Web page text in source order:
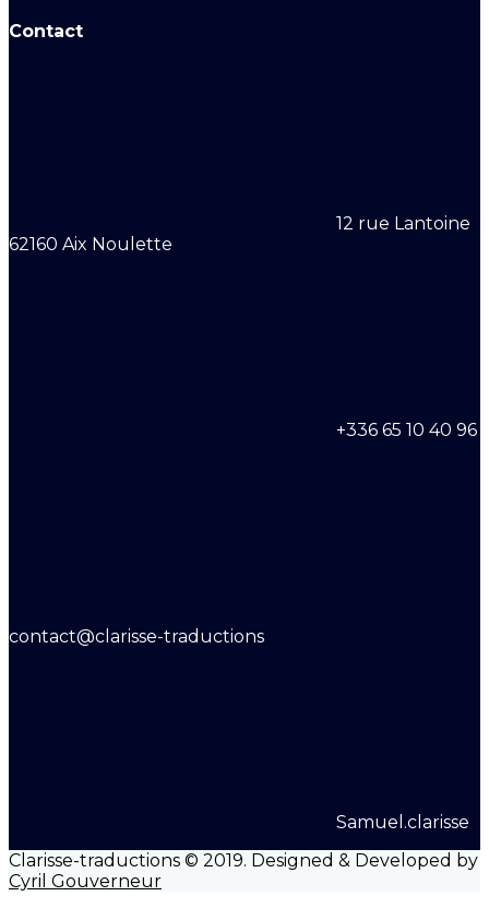
Contact
12 rue Lantoine
62160 Aix Noulette
+336 65 10 40 96
contact@clarisse-traductions
Samuel.clarisse
Clarisse-traductions © 2019. Designed & Developed by
Cyril Gouverneur